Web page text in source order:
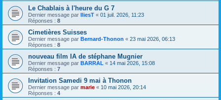
Le Chablais à l'heure du G 7
Dernier message par IliesT « 01 juil. 2026, 11:23
Réponses : 8
Cimetières Suisses
Dernier message par Bernard-Thonon « 23 mai 2026, 06:13
Réponses : 8
nouveau film IA de stéphane Mugnier
Dernier message par BARRAL « 14 mai 2026, 15:08
Réponses : 7
Invitation Samedi 9 mai à Thonon
Dernier message par marie « 10 mai 2026, 20:14
Réponses : 4